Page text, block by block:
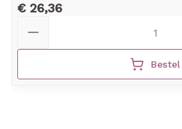
€ 26,36
Bestel